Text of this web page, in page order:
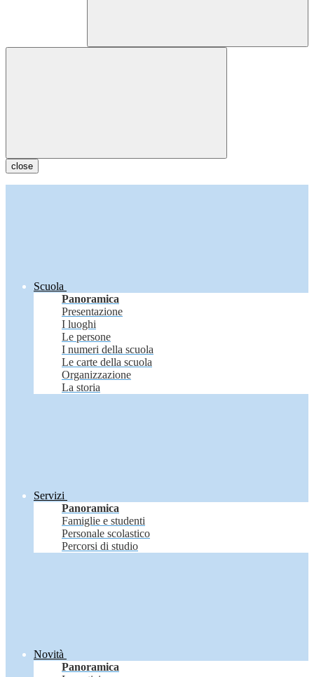
close
Scuola
Panoramica
Presentazione
I luoghi
Le persone
I numeri della scuola
Le carte della scuola
Organizzazione
La storia
Servizi
Panoramica
Famiglie e studenti
Personale scolastico
Percorsi di studio
Novità
Panoramica